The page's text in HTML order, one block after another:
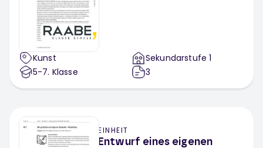
Kunst
5-7. Klasse
Sekundarstufe 1
3
EINHEIT
Entwurf eines eigenen